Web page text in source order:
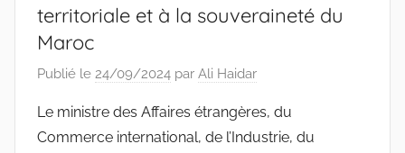
territoriale et à la souveraineté du
Maroc
Publié le 24/09/2024 par Ali Haidar
Le ministre des Affaires étrangères, du
Commerce international, de l’Industrie, du